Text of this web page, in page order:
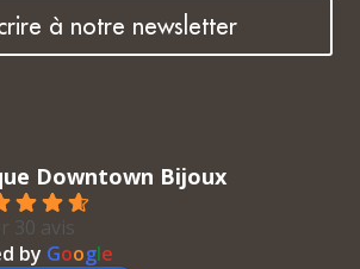
à notre newsletter
Downtown Bijoux
30 avis
by Google